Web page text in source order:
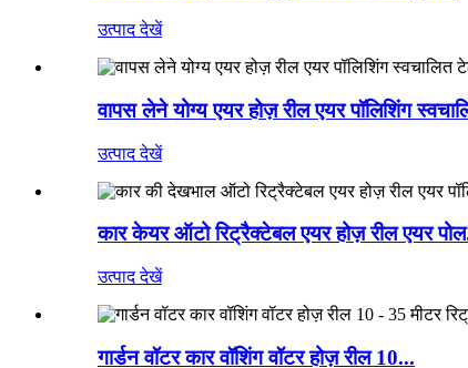
उत्पाद देखें
वापस लेने योग्य एयर होज़ रील एयर पॉलिशिंग
उत्पाद देखें
कार केयर ऑटो रिट्रैक्टेबल एयर होज़ रील एयर
उत्पाद देखें
गार्डन वॉटर कार वॉशिंग वॉटर होज़ रील 10...